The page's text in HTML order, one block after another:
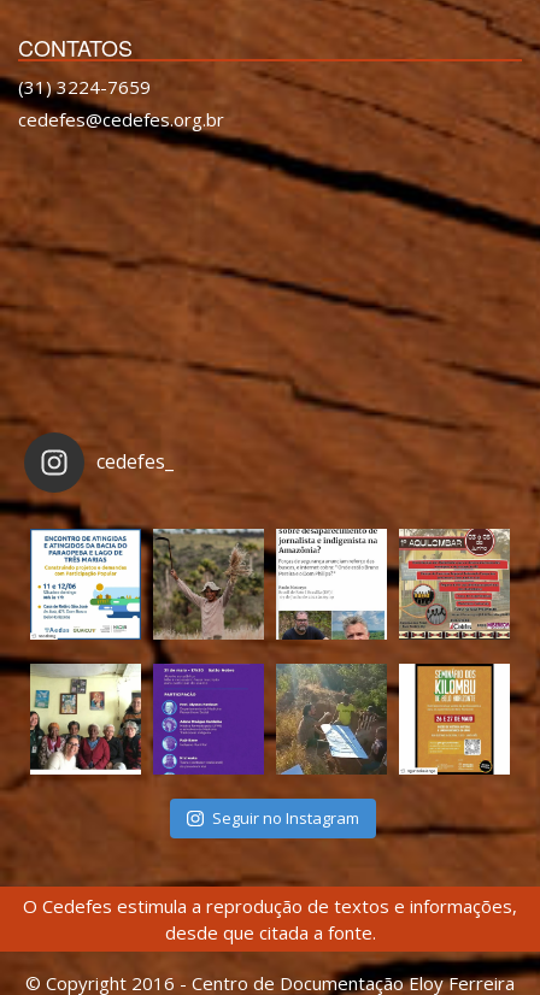
CONTATOS
(31) 3224-7659
cedefes@cedefes.org.br
cedefes_
Seguir no Instagram
O Cedefes estimula a reprodução de textos e informações,
desde que citada a fonte.
© Copyright 2016 - Centro de Documentação Eloy Ferreira